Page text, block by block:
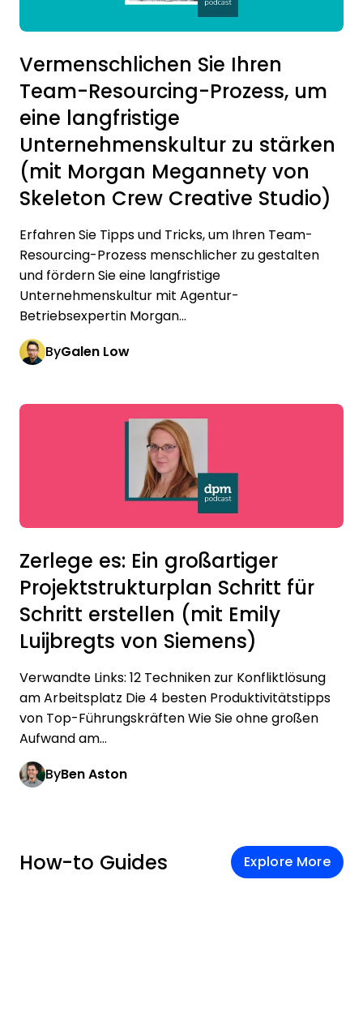
Vermenschlichen Sie Ihren
Team-Resourcing-Prozess, um
eine langfristige
Unternehmenskultur zu stärken
(mit Morgan Megannety von
Skeleton Crew Creative Studio)
Erfahren Sie Tipps und Tricks, um Ihren Team-
Resourcing-Prozess menschlicher zu gestalten
und fördern Sie eine langfristige
Unternehmenskultur mit Agentur-
Betriebsexpertin Morgan...
ByGalen Low
Zerlege es: Ein großartiger
Projektstrukturplan Schritt für
Schritt erstellen (mit Emily
Luijbregts von Siemens)
Verwandte Links: 12 Techniken zur Konfliktlösung
am Arbeitsplatz Die 4 besten Produktivitätstipps
von Top-Führungskräften Wie Sie ohne großen
Aufwand am...
ByBen Aston
How-to Guides Explore More